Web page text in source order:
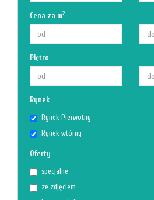
Cena za m2
Piętro
Rynek
Rynek Pierwotny
Rynek wtórny
Oferty
specjalne
ze zdjęciem